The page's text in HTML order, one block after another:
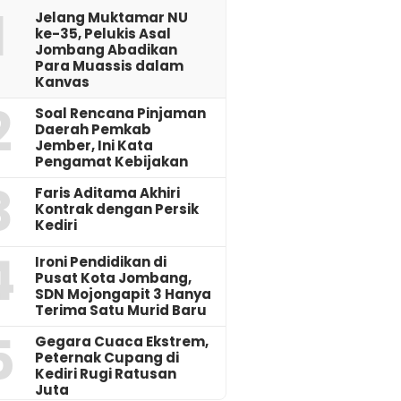
Jelang Muktamar NU
ke-35, Pelukis Asal
Jombang Abadikan
Para Muassis dalam
Kanvas
‎Soal Rencana Pinjaman
Daerah Pemkab
Jember, Ini Kata
Pengamat Kebijakan ‎
Faris Aditama Akhiri
Kontrak dengan Persik
Kediri
Ironi Pendidikan di
Pusat Kota Jombang,
SDN Mojongapit 3 Hanya
Terima Satu Murid Baru
‎Gegara Cuaca Ekstrem,
Peternak Cupang di
Kediri Rugi Ratusan
Juta